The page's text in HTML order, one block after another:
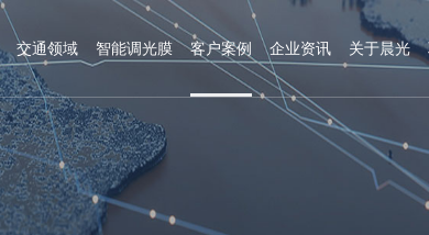
交通领域 智能调光膜 客户案例 企业资讯 关于晨光